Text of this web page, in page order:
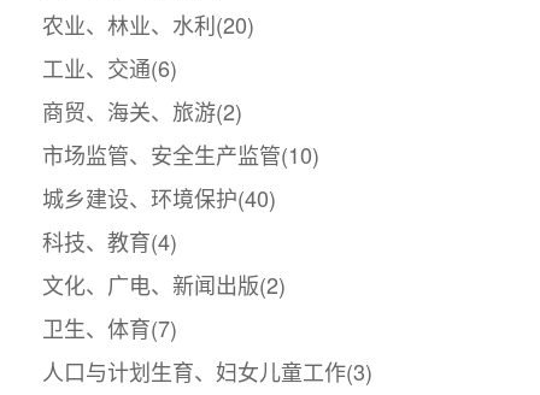
农业、林业、水利(20)
工业、交通(6)
商贸、海关、旅游(2)
市场监管、安全生产监管(10)
城乡建设、环境保护(40)
科技、教育(4)
文化、广电、新闻出版(2)
卫生、体育(7)
人口与计划生育、妇女儿童工作(3)